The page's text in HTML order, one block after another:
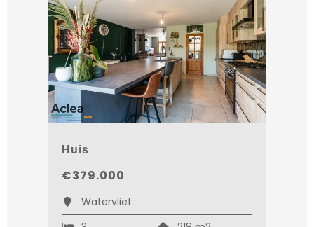
Huis
€379.000
Watervliet